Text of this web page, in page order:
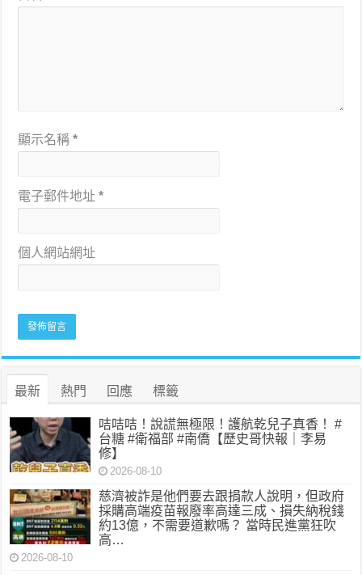
顯示名稱*
電子郵件地址*
個人網站網址
最新 熱門 回應 標籤
咭咭咭！說謊無極限！護航乾兒子真香！ #
台糖 #衛福部 #南僑【歷史哥快報｜李易
修】
2026-08-10
慈濟被詐是他們要去跟捐款人說明，但政府
採購高端疫苗報廢率高達三成、損失納稅錢
約13億，不需要道歉嗎？ 當時民進黨狂吹
高…
2026-08-10